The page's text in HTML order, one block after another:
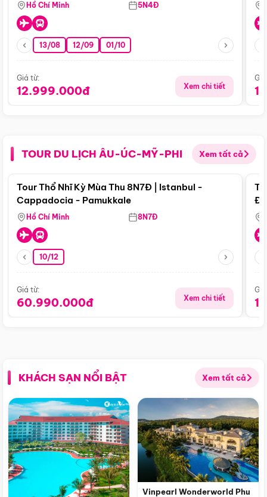
Hồ Chí Minh 5N4Đ
13/08 12/09 01/10
Giá từ:
12.999.000đ Xem chi tiết
TOUR DU LỊCH ÂU-ÚC-MỸ-PHI Xem tất cả
Điểm nổi bật
Tour Thổ Nhĩ Kỳ Mùa Thu 8N7Đ | Istanbul -
Cappadocia - Pamukkale
Hồ Chí Minh 8N7Đ
10/12
Giá từ:
60.990.000đ Xem chi tiết
KHÁCH SẠN NỔI BẬT Xem tất cả
Vinpearl Wonderworld Phu